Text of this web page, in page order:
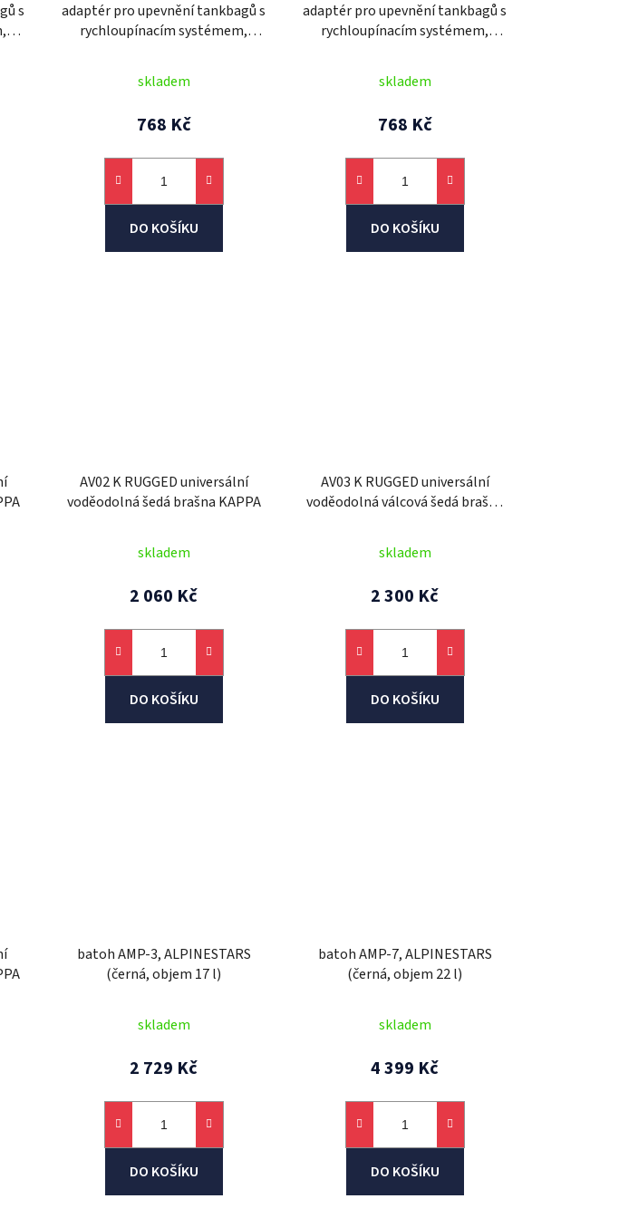
s
adaptér pro upevnění tankbagů s
rychloupínacím systémem,
skladem
768 Kč
DO KOŠÍKU
adaptér pro upevnění tankbagů s
rychloupínacím systémem,
šroubů)
skladem
768 Kč
DO KOŠÍKU
AV02 K RUGGED universální
voděodolná šedá brašna KAPPA
skladem
2 060 Kč
DO KOŠÍKU
AV03 K RUGGED universální
voděodolná válcová šedá brašna
skladem
2 300 Kč
DO KOŠÍKU
batoh AMP-3, ALPINESTARS
(černá, objem 17 l)
skladem
2 729 Kč
DO KOŠÍKU
batoh AMP-7, ALPINESTARS
(černá, objem 22 l)
skladem
4 399 Kč
DO KOŠÍKU